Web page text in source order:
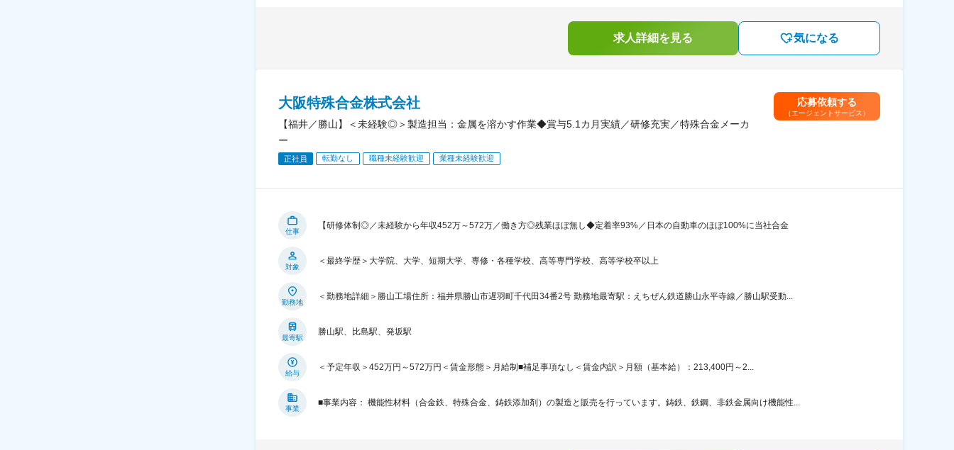
求人詳細を見る 気になる
大阪特殊合金株式会社
【福井／勝山】＜未経験◎＞製造担当：金属を溶かす作業◆賞与5.1カ月実績／研修充実／特殊合金メーカ
ー
正社員 転勤なし 職種未経験歓迎 業種未経験歓迎
応募依頼する
（エージェントサービス）
仕事
【研修体制◎／未経験から年収452万～572万／働き方◎残業ほぼ無し◆定着率93%／日本の自動車のほぼ100%に当社合金
対象
＜最終学歴＞大学院、大学、短期大学、専修・各種学校、高等専門学校、高等学校卒以上
勤務地
＜勤務地詳細＞勝山工場住所：福井県勝山市遅羽町千代田34番2号 勤務地最寄駅：えちぜん鉄道勝山永平寺線／勝山駅受動...
最寄駅
勝山駅、比島駅、発坂駅
給与
＜予定年収＞452万円～572万円＜賃金形態＞月給制■補足事項なし＜賃金内訳＞月額（基本給）：213,400円～2...
事業
■事業内容： 機能性材料（合金鉄、特殊合金、鋳鉄添加剤）の製造と販売を行っています。鋳鉄、鉄鋼、非鉄金属向け機能性...